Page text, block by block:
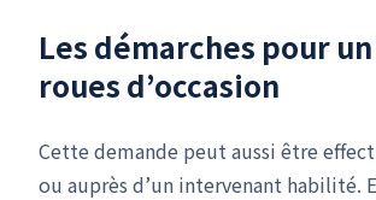
Les démarches pour
roues d’occasion
Cette demande peut aussi être
ou auprès d’un intervenant habilité.